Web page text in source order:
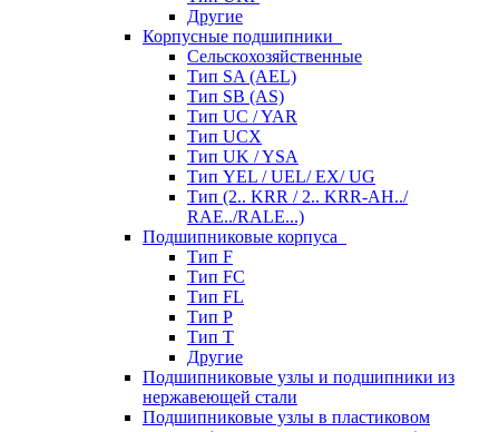
Другие
Корпусные подшипники
Сельскохозяйственные
Тип SA (AEL)
Тип SB (AS)
Тип UC / YAR
Тип UCX
Тип UK / YSA
Тип YEL / UEL/ EX/ UG
Тип (2.. KRR / 2.. KRR-AH../
RAE../RALE...)
Подшипниковые корпуса
Тип F
Тип FC
Тип FL
Тип P
Тип T
Другие
Подшипниковые узлы и подшипники из
нержавеющей стали
Подшипниковые узлы в пластиковом